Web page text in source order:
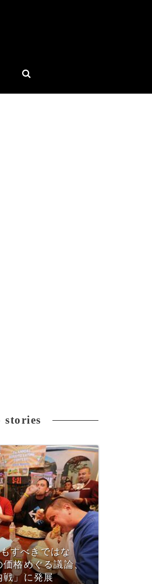
stories
すべきではな
価格めぐる議論、
戦」に発展